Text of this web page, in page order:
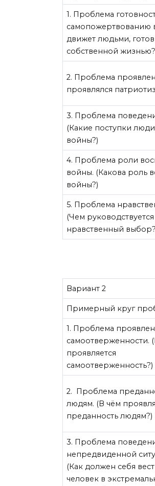
1. Проблема
самопожертвованию
движет людьми,
собственной
2. Проблема
проявлялся
3. Проблема
(Какие поступки
войны?)
4. Проблема роли
войны. (Какова роль
войны?)
5. Проблема
(Чем
нравственный
Вариант 2
Примерный круг
1. Проблема
самоотверженности.
проявляется
самоотверженность?)
2. Проблема
людям. (В чём
преданность людям?)
3. Проблема
непредвиденной
(Как должен себя
человек в